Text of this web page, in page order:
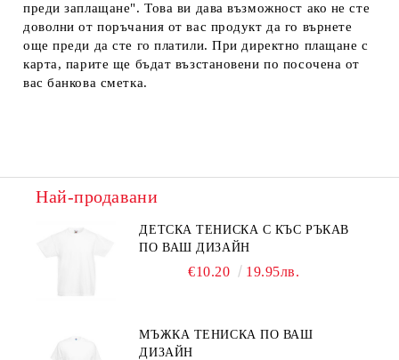
преди заплащане". Това ви дава възможност ако не сте
доволни от поръчания от вас продукт да го върнете
още преди да сте го платили. При директно плащане с
карта, парите ще бъдат възстановени по посочена от
вас банкова сметка.
Най-продавани
ДЕТСКА ТЕНИСКА С КЪС РЪКАВ
ПО ВАШ ДИЗАЙН
€10.20 19.95лв.
МЪЖКА ТЕНИСКА ПО ВАШ
ДИЗАЙН